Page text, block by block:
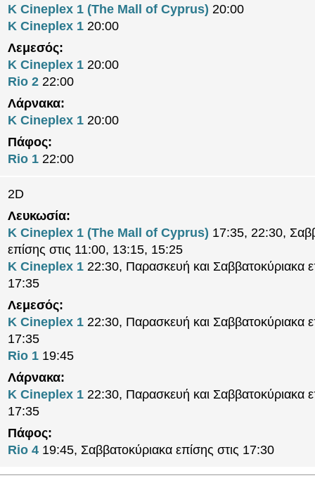
K Cineplex 1 (The Mall of Cyprus) 20:00
K Cineplex 1 20:00
Λεμεσός:
K Cineplex 1 20:00
Rio 2 22:00
Λάρνακα:
K Cineplex 1 20:00
Πάφος:
Rio 1 22:00
2D
Λευκωσία:
K Cineplex 1 (The Mall of Cyprus) 17:35, 22:30,
επίσης στις 11:00, 13:15, 15:25
K Cineplex 1 22:30, Παρασκευή και Σαββατοκύριακα
17:35
Λεμεσός:
K Cineplex 1 22:30, Παρασκευή και Σαββατοκύριακα
17:35
Rio 1 19:45
Λάρνακα:
K Cineplex 1 22:30, Παρασκευή και Σαββατοκύριακα
17:35
Πάφος:
Rio 4 19:45, Σαββατοκύριακα επίσης στις 17:30